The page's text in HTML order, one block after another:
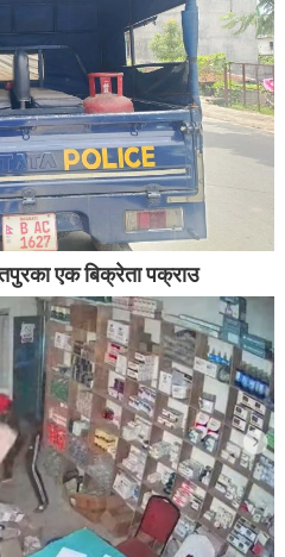
एक बिक्रेता पक्राउ